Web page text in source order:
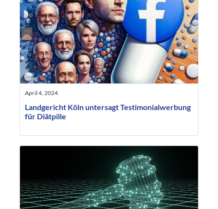
April 4, 2024
Landgericht Köln untersagt Testimonialwerbung
für Diätpille